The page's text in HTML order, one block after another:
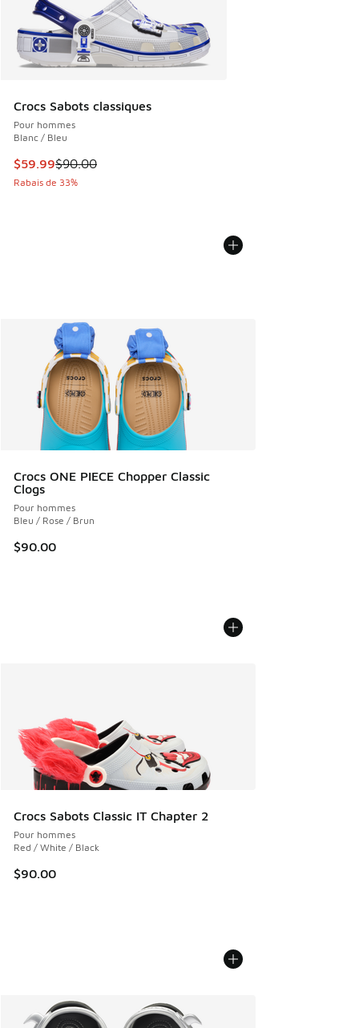
Crocs Sabots classiques
Pour hommes
Blanc / Bleu
Cet article est en solde. Le prix est passé de $90.00 à
$59.99$90.00
Rabais de 33%
Crocs ONE PIECE Chopper Classic
Clogs
Pour hommes
Bleu / Rose / Brun
$90.00
Crocs Sabots Classic IT Chapter 2
Pour hommes
Red / White / Black
$90.00